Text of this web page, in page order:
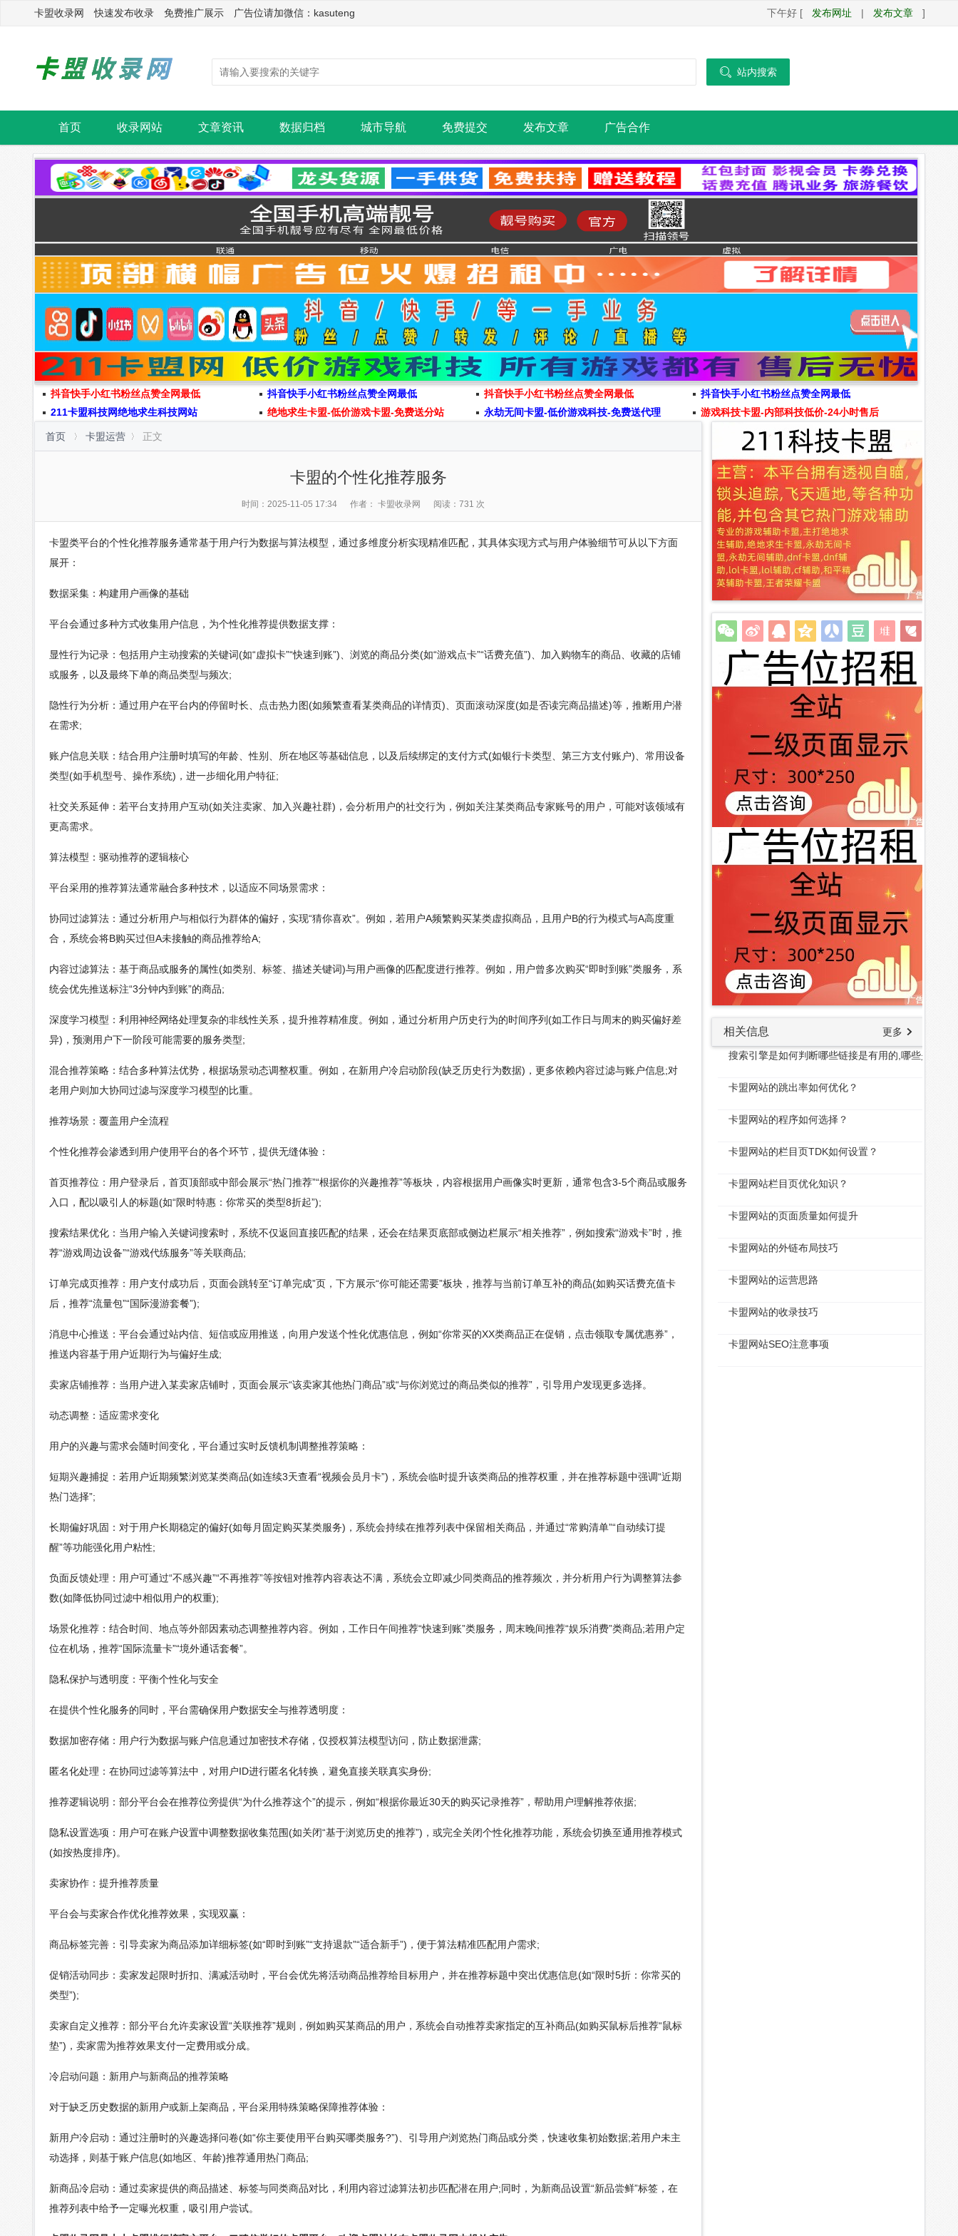
卡盟收录网 快速发布收录 免费推广展示 广告位请加微信：kasuteng 下午好 [ 发布网址 | 发布文章 ]
 站内搜索
首页 收录网站 文章资讯 数据归档 城市导航 免费提交 发布文章 广告合作
抖音快手小红书粉丝点赞全网最低 抖音快手小红书粉丝点赞全网最低 抖音快手小红书粉丝点赞全网最低
抖音快手小红书粉丝点赞全网最低
211卡盟科技网绝地求生科技网站
绝地求生卡盟-低价游戏卡盟-免费送分站 永劫无间卡盟-低价游戏科技-免费送代理 游戏科技卡盟-内部科技低价-24小时售后
首页 卡盟运营 正文
卡盟的个性化推荐服务
时间：2025-11-05 17:34 作者： 卡盟收录网 阅读：731 次
卡盟类平台的个性化推荐服务通常基于用户行为数据与算法模型，通过多维度分析实现精准匹配，其具体实现方式与用户体验细节可从以下方面
展开：
数据采集：构建用户画像的基础
平台会通过多种方式收集用户信息，为个性化推荐提供数据支撑：
显性行为记录：包括用户主动搜索的关键词(如“虚拟卡”“快速到账”)、浏览的商品分类(如“游戏点卡”“话费充值”)、加入购物车的商品、收藏的店铺
或服务，以及最终下单的商品类型与频次;
隐性行为分析：通过用户在平台内的停留时长、点击热力图(如频繁查看某类商品的详情页)、页面滚动深度(如是否读完商品描述)等，推断用户潜
在需求;
账户信息关联：结合用户注册时填写的年龄、性别、所在地区等基础信息，以及后续绑定的支付方式(如银行卡类型、第三方支付账户)、常用设备
类型(如手机型号、操作系统)，进一步细化用户特征;
社交关系延伸：若平台支持用户互动(如关注卖家、加入兴趣社群)，会分析用户的社交行为，例如关注某类商品专家账号的用户，可能对该领域有
更高需求。
算法模型：驱动推荐的逻辑核心
平台采用的推荐算法通常融合多种技术，以适应不同场景需求：
协同过滤算法：通过分析用户与相似行为群体的偏好，实现“猜你喜欢”。例如，若用户A频繁购买某类虚拟商品，且用户B的行为模式与A高度重
合，系统会将B购买过但A未接触的商品推荐给A;
内容过滤算法：基于商品或服务的属性(如类别、标签、描述关键词)与用户画像的匹配度进行推荐。例如，用户曾多次购买“即时到账”类服务，系
统会优先推送标注“3分钟内到账”的商品;
深度学习模型：利用神经网络处理复杂的非线性关系，提升推荐精准度。例如，通过分析用户历史行为的时间序列(如工作日与周末的购买偏好差
异)，预测用户下一阶段可能需要的服务类型;
混合推荐策略：结合多种算法优势，根据场景动态调整权重。例如，在新用户冷启动阶段(缺乏历史行为数据)，更多依赖内容过滤与账户信息;对
老用户则加大协同过滤与深度学习模型的比重。
推荐场景：覆盖用户全流程
个性化推荐会渗透到用户使用平台的各个环节，提供无缝体验：
首页推荐位：用户登录后，首页顶部或中部会展示“热门推荐”“根据你的兴趣推荐”等板块，内容根据用户画像实时更新，通常包含3-5个商品或服务
入口，配以吸引人的标题(如“限时特惠：你常买的类型8折起”);
搜索结果优化：当用户输入关键词搜索时，系统不仅返回直接匹配的结果，还会在结果页底部或侧边栏展示“相关推荐”，例如搜索“游戏卡”时，推
荐“游戏周边设备”“游戏代练服务”等关联商品;
订单完成页推荐：用户支付成功后，页面会跳转至“订单完成”页，下方展示“你可能还需要”板块，推荐与当前订单互补的商品(如购买话费充值卡
后，推荐“流量包”“国际漫游套餐”);
消息中心推送：平台会通过站内信、短信或应用推送，向用户发送个性化优惠信息，例如“你常买的XX类商品正在促销，点击领取专属优惠券”，
推送内容基于用户近期行为与偏好生成;
卖家店铺推荐：当用户进入某卖家店铺时，页面会展示“该卖家其他热门商品”或“与你浏览过的商品类似的推荐”，引导用户发现更多选择。
动态调整：适应需求变化
用户的兴趣与需求会随时间变化，平台通过实时反馈机制调整推荐策略：
短期兴趣捕捉：若用户近期频繁浏览某类商品(如连续3天查看“视频会员月卡”)，系统会临时提升该类商品的推荐权重，并在推荐标题中强调“近期
热门选择”;
长期偏好巩固：对于用户长期稳定的偏好(如每月固定购买某类服务)，系统会持续在推荐列表中保留相关商品，并通过“常购清单”“自动续订提
醒”等功能强化用户粘性;
负面反馈处理：用户可通过“不感兴趣”“不再推荐”等按钮对推荐内容表达不满，系统会立即减少同类商品的推荐频次，并分析用户行为调整算法参
数(如降低协同过滤中相似用户的权重);
场景化推荐：结合时间、地点等外部因素动态调整推荐内容。例如，工作日午间推荐“快速到账”类服务，周末晚间推荐“娱乐消费”类商品;若用户定
位在机场，推荐“国际流量卡”“境外通话套餐”。
隐私保护与透明度：平衡个性化与安全
在提供个性化服务的同时，平台需确保用户数据安全与推荐透明度：
数据加密存储：用户行为数据与账户信息通过加密技术存储，仅授权算法模型访问，防止数据泄露;
匿名化处理：在协同过滤等算法中，对用户ID进行匿名化转换，避免直接关联真实身份;
推荐逻辑说明：部分平台会在推荐位旁提供“为什么推荐这个”的提示，例如“根据你最近30天的购买记录推荐”，帮助用户理解推荐依据;
隐私设置选项：用户可在账户设置中调整数据收集范围(如关闭“基于浏览历史的推荐”)，或完全关闭个性化推荐功能，系统会切换至通用推荐模式
(如按热度排序)。
卖家协作：提升推荐质量
平台会与卖家合作优化推荐效果，实现双赢：
商品标签完善：引导卖家为商品添加详细标签(如“即时到账”“支持退款”“适合新手”)，便于算法精准匹配用户需求;
促销活动同步：卖家发起限时折扣、满减活动时，平台会优先将活动商品推荐给目标用户，并在推荐标题中突出优惠信息(如“限时5折：你常买的
类型”);
卖家自定义推荐：部分平台允许卖家设置“关联推荐”规则，例如购买某商品的用户，系统会自动推荐卖家指定的互补商品(如购买鼠标后推荐“鼠标
垫”)，卖家需为推荐效果支付一定费用或分成。
冷启动问题：新用户与新商品的推荐策略
对于缺乏历史数据的新用户或新上架商品，平台采用特殊策略保障推荐体验：
新用户冷启动：通过注册时的兴趣选择问卷(如“你主要使用平台购买哪类服务?”)、引导用户浏览热门商品或分类，快速收集初始数据;若用户未主
动选择，则基于账户信息(如地区、年龄)推荐通用热门商品;
新商品冷启动：通过卖家提供的商品描述、标签与同类商品对比，利用内容过滤算法初步匹配潜在用户;同时，为新商品设置“新品尝鲜”标签，在
推荐列表中给予一定曝光权重，吸引用户尝试。
相关信息 更多
搜索引擎是如何判断哪些链接是有用的,哪些是无用
卡盟网站的跳出率如何优化？
卡盟网站的程序如何选择？
卡盟网站的栏目页TDK如何设置？
卡盟网站栏目页优化知识？
卡盟网站的页面质量如何提升
卡盟网站的外链布局技巧
卡盟网站的运营思路
卡盟网站的收录技巧
卡盟网站SEO注意事项